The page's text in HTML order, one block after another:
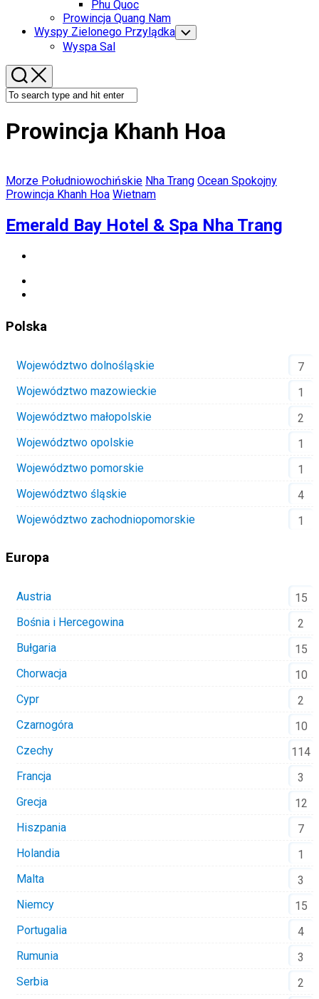
Phu Quoc
Prowincja Quang Nam
Wyspy Zielonego Przylądka Toggle
Child
Wyspa Sal
Prowincja Khanh Hoa
Morze Południowochińskie Nha Trang Ocean Spokojny
Prowincja Khanh Hoa Wietnam
Emerald Bay Hotel & Spa Nha Trang
Polska
Województwo dolnośląskie
7
Województwo mazowieckie
1
Województwo małopolskie
2
Województwo opolskie
1
Województwo pomorskie
1
Województwo śląskie
4
Województwo zachodniopomorskie
1
Europa
Austria
15
Bośnia i Hercegowina
2
Bułgaria
15
Chorwacja
10
Cypr
2
Czarnogóra
10
Czechy
114
Francja
3
Grecja
12
Hiszpania
7
Holandia
1
Malta
3
Niemcy
15
Portugalia
4
Rumunia
3
Serbia
2